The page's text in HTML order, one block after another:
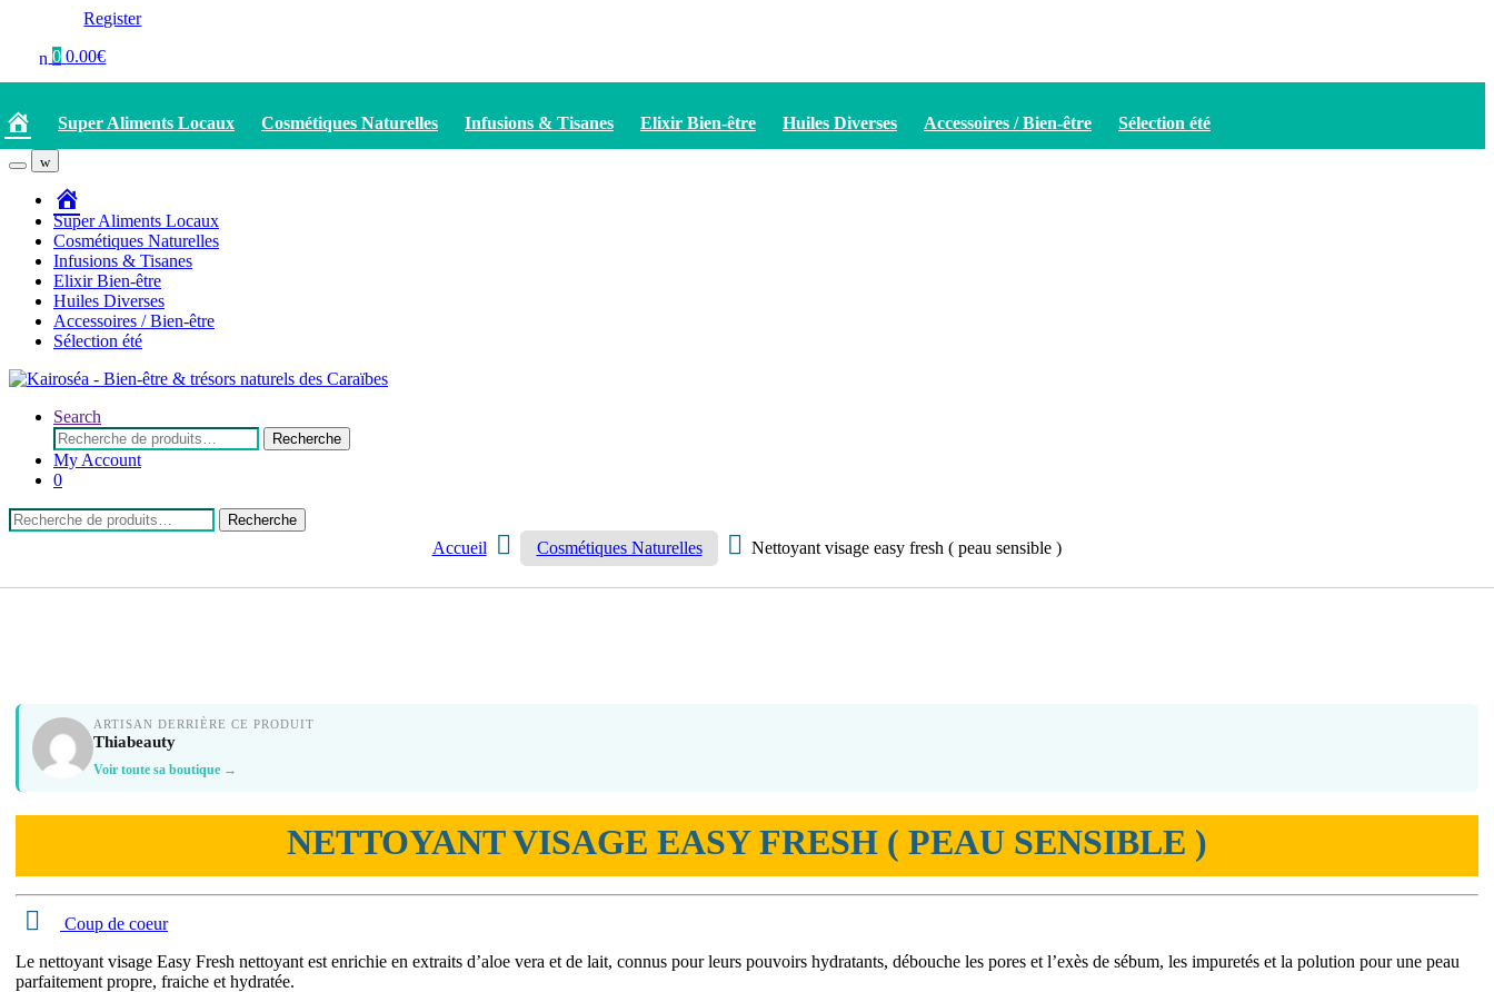
Register
0 0.00€
Accueil
Super Aliments Locaux Cosmétiques Naturelles Infusions & Tisanes Elixir Bien-être Huiles Diverses Accessoires / Bien-être Sélection été
Super Aliments Locaux
Cosmétiques Naturelles
Infusions & Tisanes
Elixir Bien-être
Huiles Diverses
Accessoires / Bien-être
Sélection été
Search
Recherche
pour :
Recherche
My Account
0
Recherche
pour :
Recherche
Accueil Cosmétiques Naturelles Nettoyant visage easy fresh ( peau sensible )
ARTISAN DERRIÈRE CE PRODUIT
Thiabeauty
Voir toute sa boutique →
NETTOYANT VISAGE EASY FRESH ( PEAU SENSIBLE )
Coup de coeur
Le nettoyant visage Easy Fresh nettoyant est enrichie en extraits d’aloe vera et de lait, connus pour leurs pouvoirs hydratants, débouche les pores et l’exès de sébum, les impuretés et la polution pour une peau
parfaitement propre, fraiche et hydratée.